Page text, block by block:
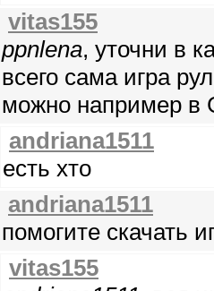
vitas155
ppnlena, уточни в
всего сама игра
можно например в
andriana1511
есть хто
andriana1511
помогите скачать
vitas155